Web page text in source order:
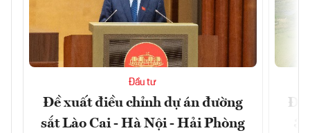
Đầu tư
Đề xuất điều chỉnh dự án đường
sắt Lào Cai - Hà Nội - Hải Phòng